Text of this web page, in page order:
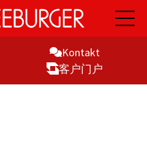
开
启
主
Kontakt
客户门户